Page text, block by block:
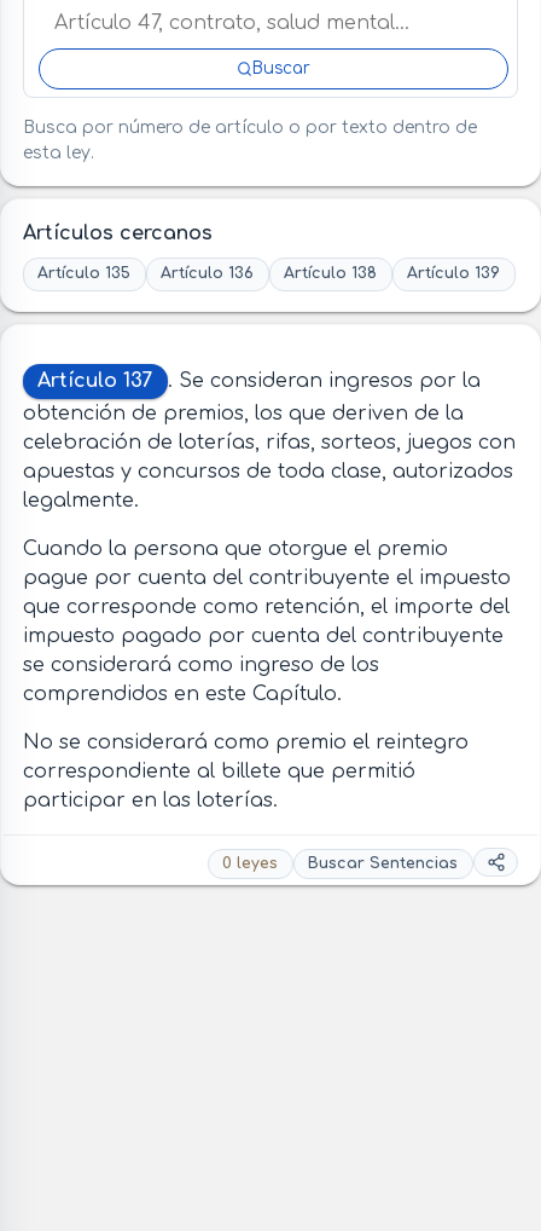
Buscar
Busca por número de artículo o por texto dentro de
esta ley.
Artículos cercanos
Artículo 135 Artículo 136 Artículo 138 Artículo 139
Artículo 137
. Se consideran ingresos por la
obtención de premios, los que deriven de la
celebración de loterías, rifas, sorteos, juegos con
apuestas y concursos de toda clase, autorizados
legalmente.
Cuando la persona que otorgue el premio
pague por cuenta del contribuyente el impuesto
que corresponde como retención, el importe del
impuesto pagado por cuenta del contribuyente
se considerará como ingreso de los
comprendidos en este Capítulo.
No se considerará como premio el reintegro
correspondiente al billete que permitió
participar en las loterías.
0 leyes Buscar Sentencias